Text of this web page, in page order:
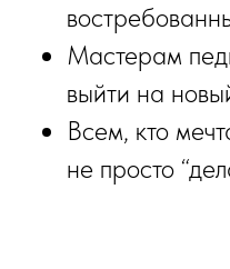
Мастерам
выйти на
Всем, кто
не просто